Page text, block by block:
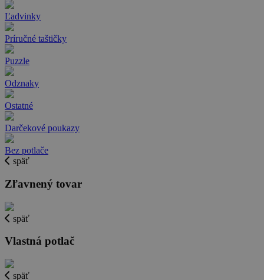
Ľadvinky
Príručné taštičky
Puzzle
Odznaky
Ostatné
Darčekové poukazy
Bez potlače
späť
Zľavnený tovar
späť
Vlastná potlač
späť